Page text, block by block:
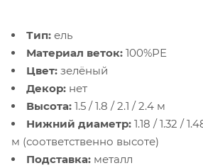
Тип: ель
Материал веток: 100%РЕ
Цвет: зелёный
Декор: нет
Высота: 1.5 / 1.8 / 2.1 / 2.4 м
Нижний диаметр: 1.18 / 1.32 /
м (соответственно высоте)
Подставка: металл